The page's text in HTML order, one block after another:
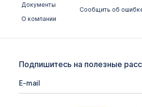
Документы
О компании
Сообщить об
Подпишитесь на полезные